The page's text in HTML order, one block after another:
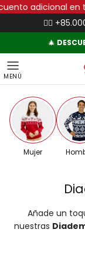
Ir al contenido
descuento
👍🏻
🎄
Mujer
Añade un
nuestras